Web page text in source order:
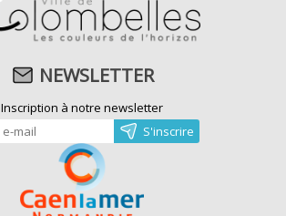
NEWSLETTER
Inscription à notre newsletter